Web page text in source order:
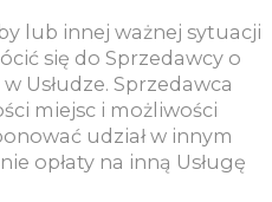
lub innej ważnej sytuacji
się do Sprzedawcy o
Usłudze. Sprzedawca
miejsc i możliwości
udział w innym
opłaty na inną Usługę